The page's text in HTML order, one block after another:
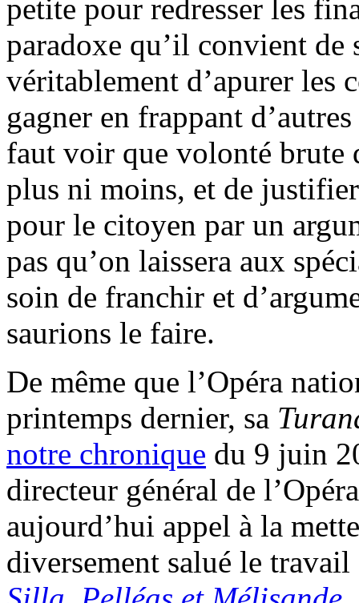
petite pour redresser les
paradoxe qu’il convient de
véritablement d’apurer les
gagner en frappant
faut voir que volonté
plus ni moins, et de
pour le citoyen par un
pas qu’on laissera aux
soin de franchir et
saurions le faire.
De même que l’Opéra
printemps dernier, sa
notre chronique du 9 juin
directeur général de
aujourd’hui appel à la
diversement salué le